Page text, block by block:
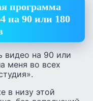
программа
на 90 или 180
видео на 90 или
меня во всех
в низу этой